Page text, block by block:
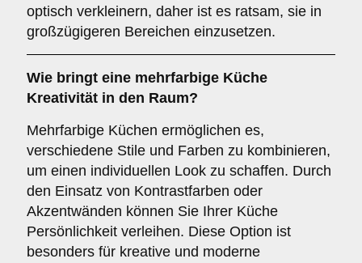
optisch verkleinern, daher ist es ratsam, sie in
großzügigeren Bereichen einzusetzen.
Wie bringt eine mehrfarbige Küche
Kreativität in den Raum?
Mehrfarbige Küchen ermöglichen es,
verschiedene Stile und Farben zu kombinieren,
um einen individuellen Look zu schaffen. Durch
den Einsatz von Kontrastfarben oder
Akzentwänden können Sie Ihrer Küche
Persönlichkeit verleihen. Diese Option ist
besonders für kreative und moderne